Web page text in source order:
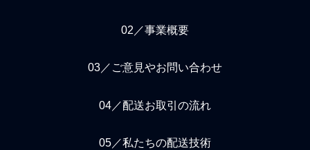
02／事業概要
03／ご意見やお問い合わせ
04／配送お取引の流れ
05／私たちの配送技術